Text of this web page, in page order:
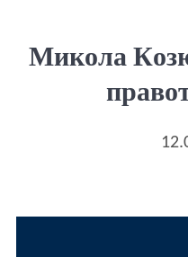
Микола